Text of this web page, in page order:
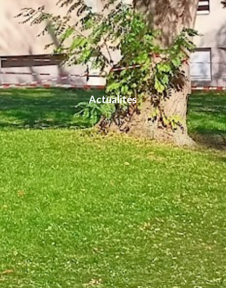
Actualités